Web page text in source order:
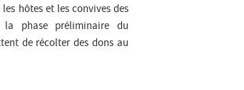
hôtes et les convives des
la phase préliminaire du
de récolter des dons au